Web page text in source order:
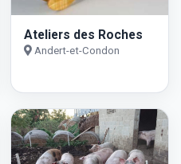
Ateliers des Roches
Andert-et-Condon